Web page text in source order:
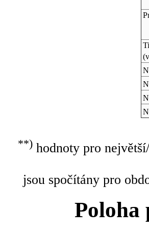
**)hodnoty pro
jsou spočítány pro
Poloha